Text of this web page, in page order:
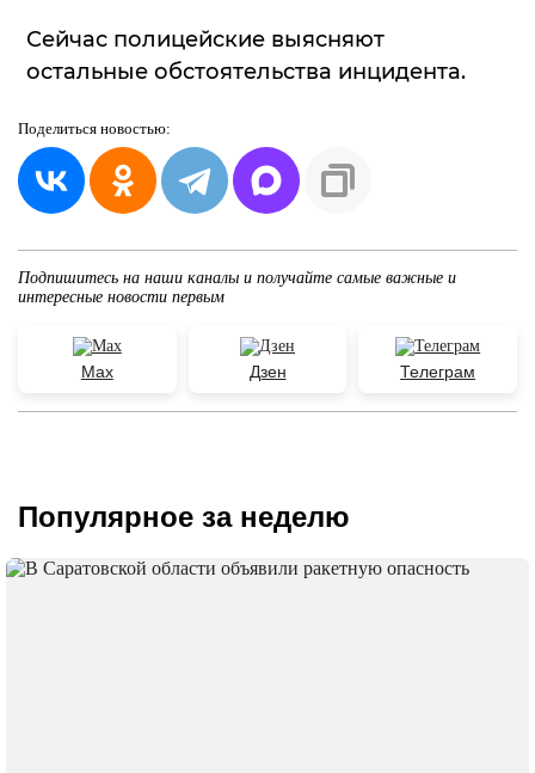
Сейчас полицейские выясняют
остальные обстоятельства инцидента.
Поделиться новостью:
Подпишитесь на наши каналы и получайте самые важные и
интересные новости первым
Max Дзен Телеграм
Популярное за неделю